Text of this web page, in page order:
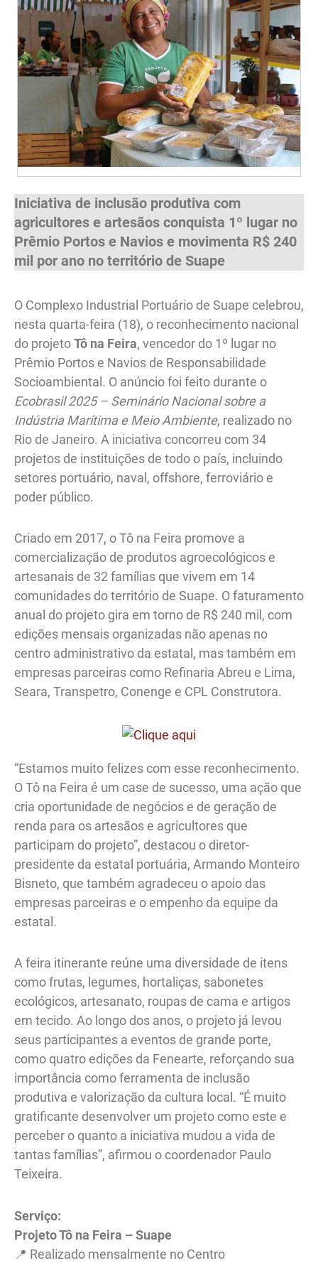
Iniciativa de inclusão produtiva com
agricultores e artesãos conquista 1º lugar no
Prêmio Portos e Navios e movimenta R$ 240
mil por ano no território de Suape
O Complexo Industrial Portuário de Suape celebrou,
nesta quarta-feira (18), o reconhecimento nacional
do projetoTô na Feira, vencedor do 1º lugar no
Prêmio Portos e Navios de Responsabilidade
Socioambiental. O anúncio foi feito durante o
Ecobrasil 2025 – Seminário Nacional sobre a
Indústria Marítima e Meio Ambiente, realizado no
Rio de Janeiro. A iniciativa concorreu com 34
projetos de instituições de todo o país, incluindo
setores portuário, naval, offshore, ferroviário e
poder público.
Criado em 2017, o Tô na Feira promove a
comercialização de produtos agroecológicos e
artesanais de 32 famílias que vivem em 14
comunidades do território de Suape. O faturamento
anual do projeto gira em torno de R$ 240 mil, com
edições mensais organizadas não apenas no
centro administrativo da estatal, mas também em
empresas parceiras como Refinaria Abreu e Lima,
Seara, Transpetro, Conenge e CPL Construtora.
“Estamos muito felizes com esse reconhecimento.
O Tô na Feira é um case de sucesso, uma ação que
cria oportunidade de negócios e de geração de
renda para os artesãos e agricultores que
participam do projeto”, destacou o diretor-
presidente da estatal portuária, Armando Monteiro
Bisneto, que também agradeceu o apoio das
empresas parceiras e o empenho da equipe da
estatal.
A feira itinerante reúne uma diversidade de itens
como frutas, legumes, hortaliças, sabonetes
ecológicos, artesanato, roupas de cama e artigos
em tecido. Ao longo dos anos, o projeto já levou
seus participantes a eventos de grande porte,
como quatro edições da Fenearte, reforçando sua
importância como ferramenta de inclusão
produtiva e valorização da cultura local. “É muito
gratificante desenvolver um projeto como este e
perceber o quanto a iniciativa mudou a vida de
tantas famílias”, afirmou o coordenador Paulo
Teixeira.
Serviço:
Projeto Tô na Feira – Suape
📍 Realizado mensalmente no Centro